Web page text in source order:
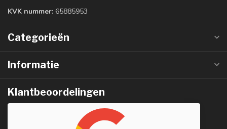
KVK nummer: 65885953
Categorieën
Informatie
Klantbeoordelingen